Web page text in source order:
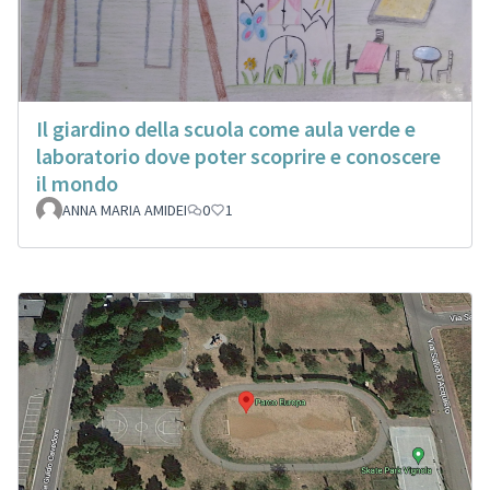
Il giardino della scuola come aula verde e
laboratorio dove poter scoprire e conoscere
il mondo
ANNA MARIA AMIDEI 0 1